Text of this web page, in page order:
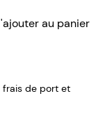
au panier
frais de port et